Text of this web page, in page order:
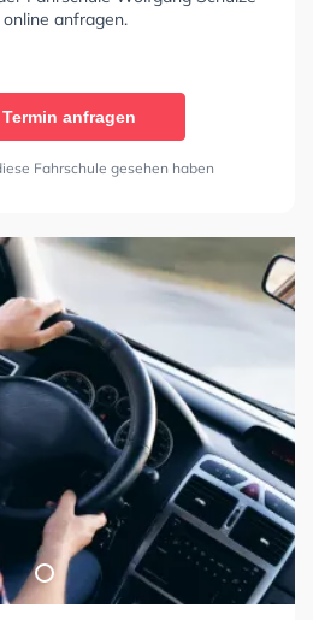
anfragen.
anfragen
Fahrschule gesehen haben